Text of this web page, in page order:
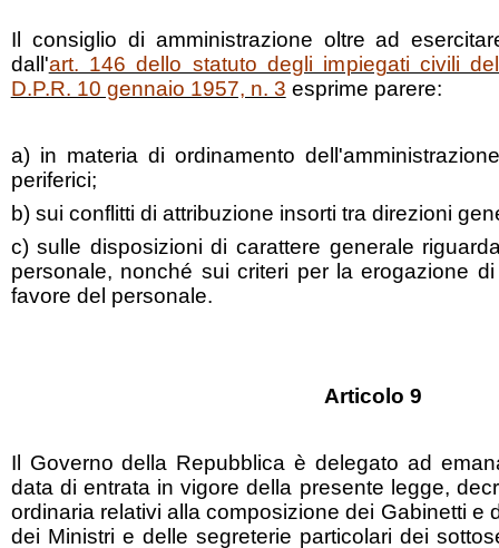
Il consiglio di amministrazione oltre ad
dall'art. 146 dello statuto degli impiegati civili
D.P.R. 10 gennaio 1957, n. 3 esprime parere:
a) in materia di ordinamento
periferici;
b) sui conflitti di attribuzione insorti tra direzioni
c) sulle disposizioni di carattere generale
personale, nonché sui criteri per la erogazione
favore del personale.
Articolo 9
Il Governo della Repubblica è delegato ad
data di entrata in vigore della presente legge,
ordinaria relativi alla composizione dei Gabinetti e
dei Ministri e delle segreterie particolari dei